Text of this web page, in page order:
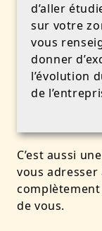
d’aller
sur votre
vous
donner
l’évolution
de
C’est aussi
vous adresser
de vous.